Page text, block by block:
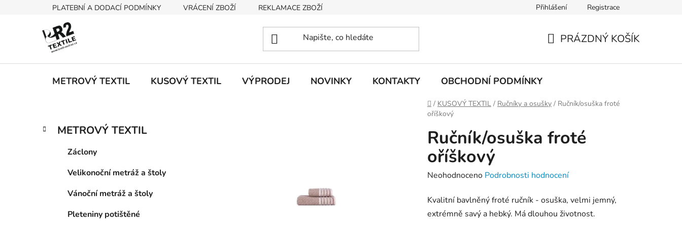
PLATEBNÍ A DODACÍ PODMÍNKY VRÁCENÍ ZBOŽÍ REKLAMACE ZBOŽÍ PODMÍNKY OCHRANY OSOBNÍCH ÚDAJŮ
Přihlášení Registrace
PRÁZDNÝ KOŠÍK
METROVÝ TEXTIL KUSOVÝ TEXTIL VÝPRODEJ NOVINKY KONTAKTY OBCHODNÍ PODMÍNKY
Domů
/ KUSOVÝ TEXTIL / Ručníky a osušky / Ručník/osuška froté
oříškový
PPřeskočit
kategorie
K
a
METROVÝ TEXTIL
Záclony
Velikonoční metráž a štoly
Vánoční metráž a štoly
Pleteniny potištěné
Ručník/osuška froté
oříškový
Průměrné
produktu
je
Neohodnoceno Podrobnosti hodnocení
Kvalitní bavlněný froté ručník - osuška, velmi jemný,
extrémně savý a hebký. Má dlouhou životnost.